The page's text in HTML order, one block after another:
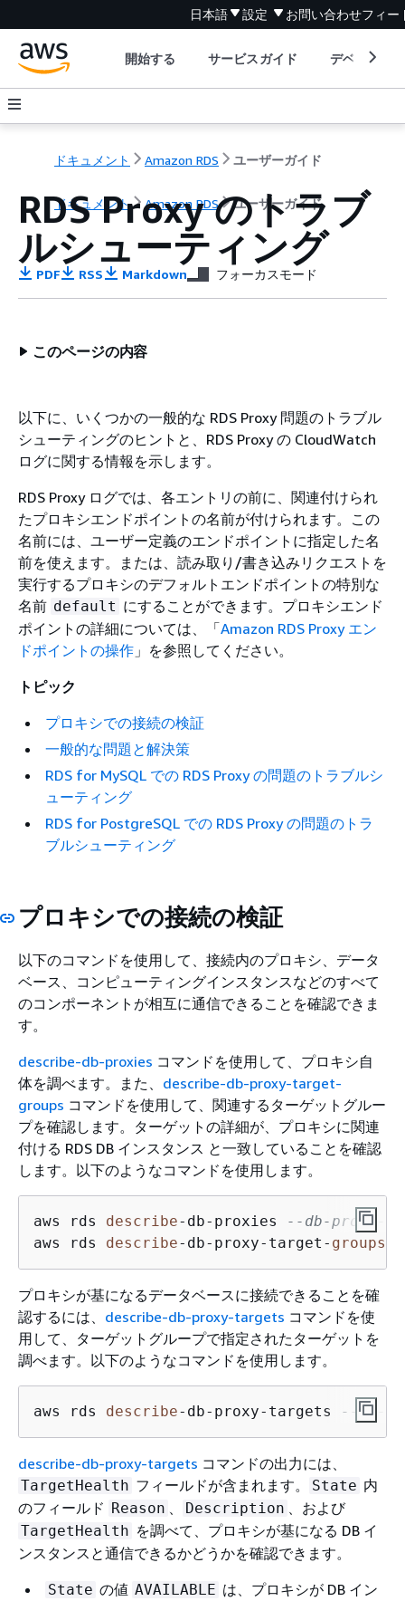
日本語 設定 お問い合わせフィー
開始する サービスガイド デベロッパ
ドキュメント Amazon RDS ユーザーガイド
ドキュメント Amazon RDS ユーザーガイド
RDS Proxy のトラブ
ルシューティング
PDF RSS Markdown フォーカスモード
このページの内容
以下に、いくつかの一般的な RDS Proxy 問題のトラブル
シューティングのヒントと、RDS Proxy の CloudWatch
ログに関する情報を示します。
RDS Proxy ログでは、各エントリの前に、関連付けられ
たプロキシエンドポイントの名前が付けられます。この
名前には、ユーザー定義のエンドポイントに指定した名
前を使えます。または、読み取り/書き込みリクエストを
実行するプロキシのデフォルトエンドポイントの特別な
名前 default にすることができます。プロキシエンド
ポイントの詳細については、「Amazon RDS Proxy エン
ドポイントの操作 」を参照してください。
トピック
プロキシでの接続の検証
一般的な問題と解決策
RDS for MySQL での RDS Proxy の問題のトラブルシ
ューティング
RDS for PostgreSQL での RDS Proxy の問題のトラ
ブルシューティング
プロキシでの接続の検証
以下のコマンドを使用して、接続内のプロキシ、データ
ベース、コンピューティングインスタンスなどのすべて
のコンポーネントが相互に通信できることを確認できま
す。
describe-db-proxies コマンドを使用して、プロキシ自
体を調べます。また、 describe-db-proxy-target-
groups コマンドを使用して、関連するターゲットグルー
プを確認します。ターゲットの詳細が、プロキシに関連
付ける RDS DB インスタンス と一致していることを確認
します。以下のようなコマンドを使用します。
aws rds describe- db- proxies
--db-proxy-
aws rds describe- db- proxy- target - groups
プロキシが基になるデータベースに接続できることを確
認するには、 describe-db-proxy-targets コマンドを使
用して、ターゲットグループで指定されたターゲットを
調べます。以下のようなコマンドを使用します。
aws rds describe- db- proxy- targets --db-
describe-db-proxy-targets コマンドの出力には、
TargetHealth フィールドが含まれます。 State 内
のフィールド Reason Description 、および
TargetHealth を調べて、プロキシが基になる DB イ
ンスタンスと通信できるかどうかを確認できます。
State の値 AVAILABLE は、プロキシが DB イン